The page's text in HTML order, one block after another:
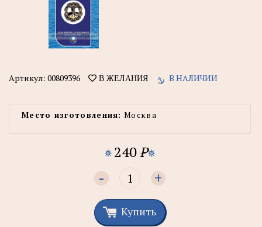
Артикул: 00809396 В ЖЕЛАНИЯ В НАЛИЧИИ
Место изготовления: Москва
240P
- +
Купить